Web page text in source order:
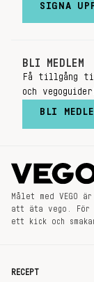
SIGNA
BLI MEDLEM
Få tillgång
och
BLI
Målet med
att äta vego.
ett kick och
RECEPT